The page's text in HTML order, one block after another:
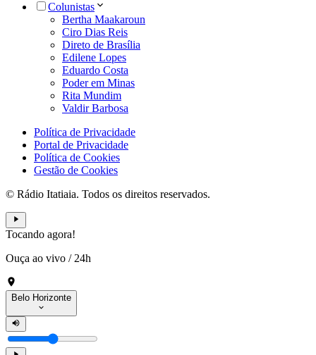
Colunistas
Bertha Maakaroun
Ciro Dias Reis
Direto de Brasília
Edilene Lopes
Eduardo Costa
Poder em Minas
Rita Mundim
Valdir Barbosa
Política de Privacidade
Portal de Privacidade
Política de Cookies
Gestão de Cookies
© Rádio Itatiaia. Todos os direitos reservados.
Tocando agora!
Ouça ao vivo / 24h
Belo Horizonte